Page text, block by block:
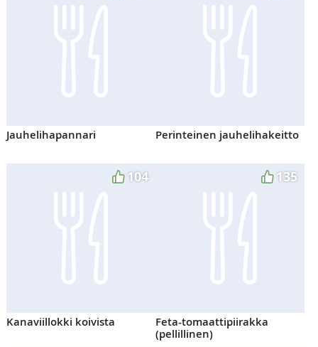
Jauhelihapannari Perinteinen jauhelihakeitto
104
Kanaviillokki koivista
135
Feta-tomaattipiirakka
(pellillinen)